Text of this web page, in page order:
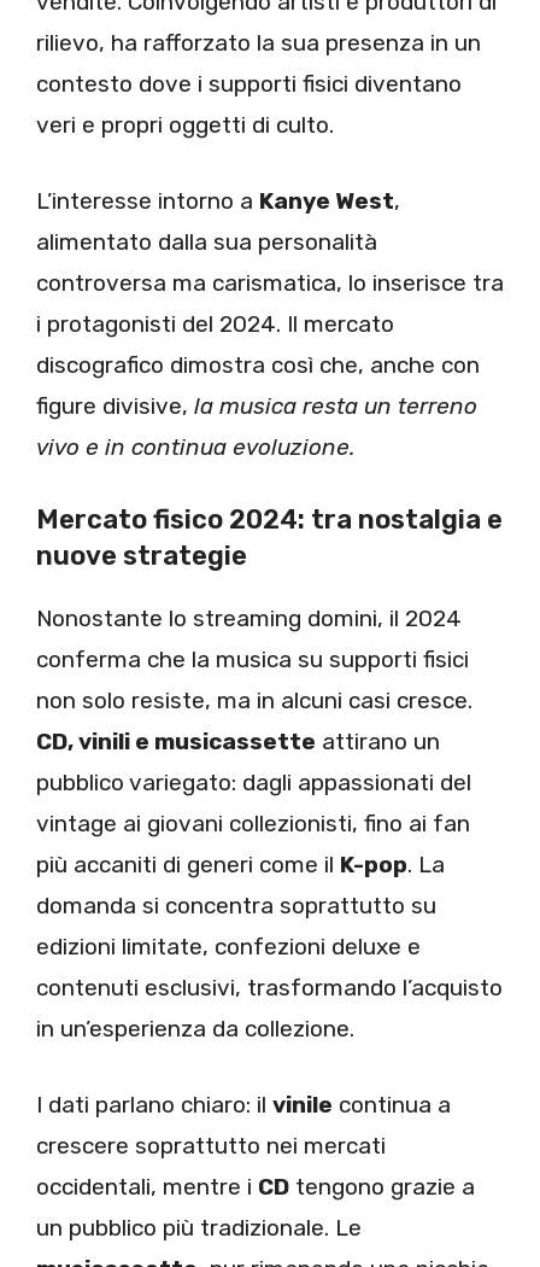
rilievo, ha rafforzato la sua presenza in un
contesto dove i supporti fisici diventano
veri e propri oggetti di culto.
L’interesse intorno a Kanye West,
alimentato dalla sua personalità
controversa ma carismatica, lo inserisce tra
i protagonisti del 2024. Il mercato
discografico dimostra così che, anche con
figure divisive, la musica resta un terreno
vivo e in continua evoluzione.
Mercato fisico 2024: tra nostalgia e
nuove strategie
Nonostante lo streaming domini, il 2024
conferma che la musica su supporti fisici
non solo resiste, ma in alcuni casi cresce.
CD, vinili e musicassette attirano un
pubblico variegato: dagli appassionati del
vintage ai giovani collezionisti, fino ai fan
più accaniti di generi come il K-pop. La
domanda si concentra soprattutto su
edizioni limitate, confezioni deluxe e
contenuti esclusivi, trasformando l’acquisto
in un’esperienza da collezione.
I dati parlano chiaro: il vinile continua a
crescere soprattutto nei mercati
occidentali, mentre i CD tengono grazie a
un pubblico più tradizionale. Le